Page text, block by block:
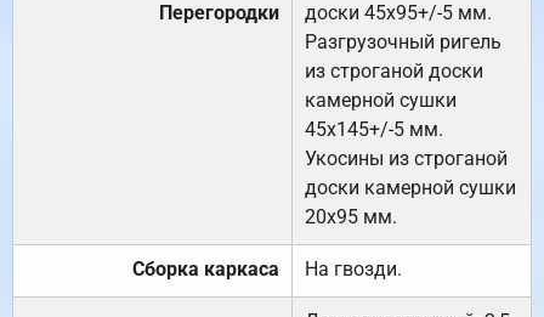
Перегородки
доски 45х95+/-5 мм.
Разгрузочный ригель
из строганой доски
камерной сушки
45х145+/-5 мм.
Укосины из строганой
доски камерной сушки
20х95 мм.
Сборка каркаса На гвозди.